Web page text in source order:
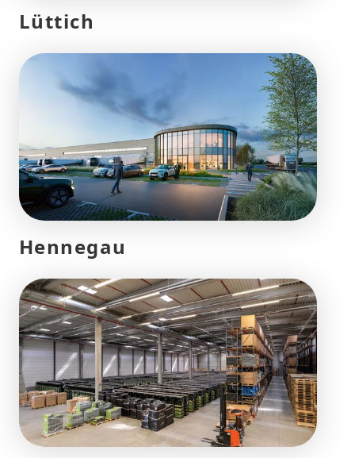
Lüttich
Hennegau